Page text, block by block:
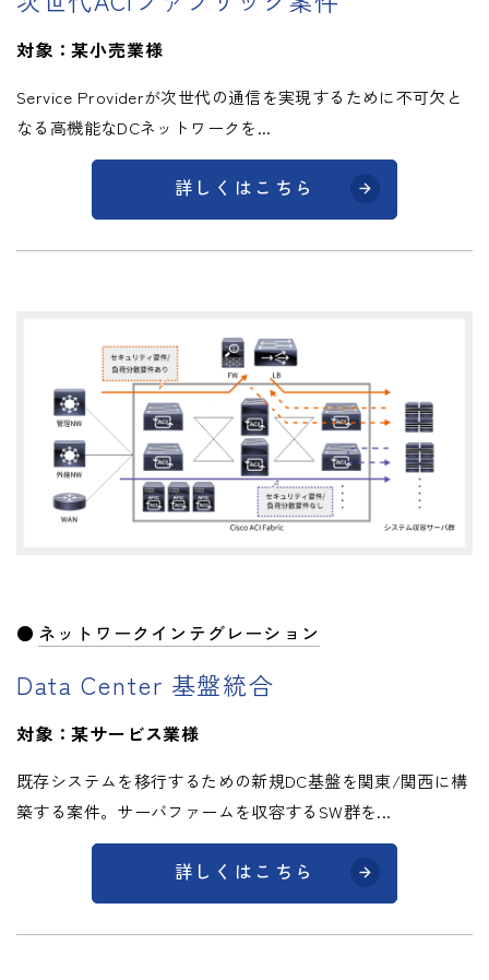
対象：某小売業様
Service Providerが次世代の通信を実現するために不可欠と
なる高機能なDCネットワークを...
詳しくはこちら
ネットワークインテグレーション
Data Center 基盤統合
対象：某サービス業様
既存システムを移行するための新規DC基盤を関東/関西に構
築する案件。サーバファームを収容するSW群を...
詳しくはこちら